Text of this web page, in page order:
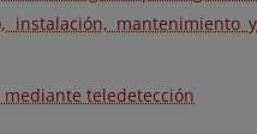
instalación, mantenimiento y
teledetección